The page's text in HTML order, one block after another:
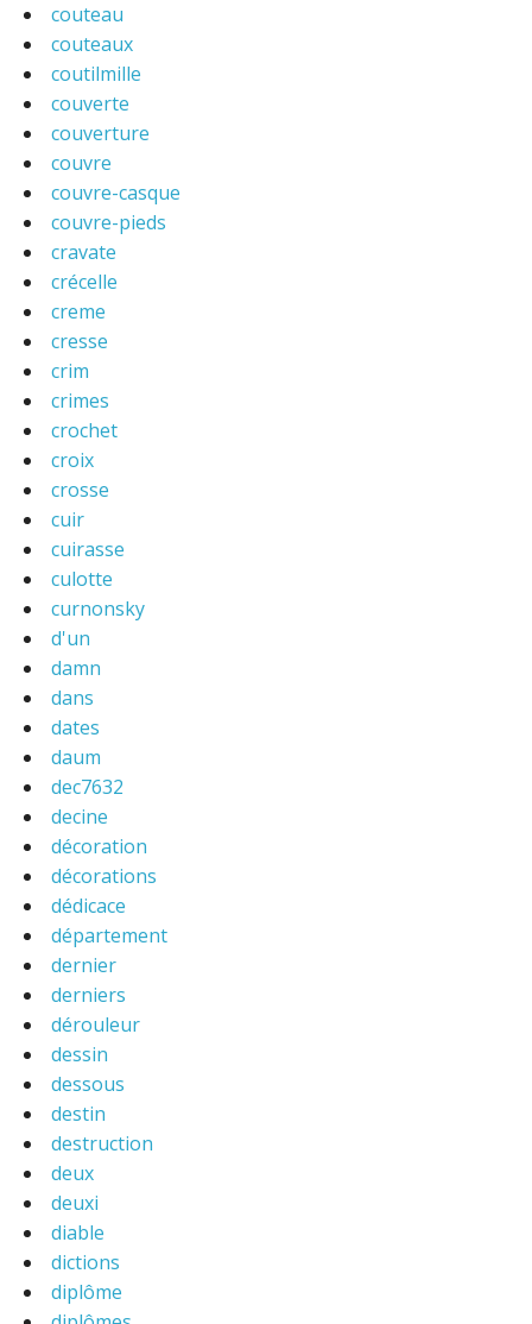
couteau
couteaux
coutilmille
couverte
couverture
couvre
couvre-casque
couvre-pieds
cravate
crécelle
creme
cresse
crim
crimes
crochet
croix
crosse
cuir
cuirasse
culotte
curnonsky
d'un
damn
dans
dates
daum
dec7632
decine
décoration
décorations
dédicace
département
dernier
derniers
dérouleur
dessin
dessous
destin
destruction
deux
deuxi
diable
dictions
diplôme